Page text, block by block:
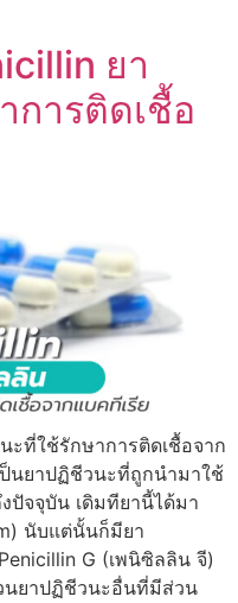
ยา
การติดเชื้อ
ที่ใช้รักษาการติดเชื้อจาก
นยาปฏิชีวนะที่ถูกนำมาใช้
ปัจจุบัน เดิมทียานี้ได้มา
นับแต่นั้นก็มียา
G (เพนิซิลลิน จี)
นยาปฏิชีวนะอื่นที่มีส่วน